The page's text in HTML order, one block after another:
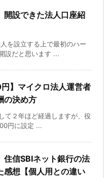
開設できた法人口座紹
を設立する上で最初のハー
設だと思います ...
】マイクロ法人運営者
の決め方
て２年ほど経過しますが、役
円に設定 ...
住信SBIネット銀行の法
感想【個人用との違い